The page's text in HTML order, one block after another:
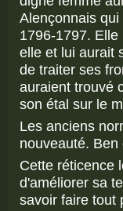
Alençonnais
1796-1797.
elle et lui aurait
de traiter ses
auraient trouvé
son étal sur le
Les anciens
nouveauté. Ben
Cette réticence
d'améliorer sa
savoir faire tout